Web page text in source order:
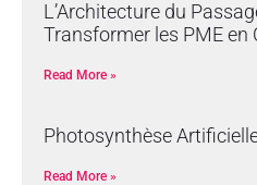
L’Architecture du
Transformer les PME
Read More »
Photosynthèse
Read More »